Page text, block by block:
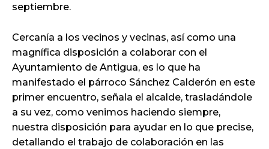
septiembre.
Cercanía a los vecinos y vecinas, así como una
magnífica disposición a colaborar con el
Ayuntamiento de Antigua, es lo que ha
manifestado el párroco Sánchez Calderón en este
primer encuentro, señala el alcalde, trasladándole
a su vez, como venimos haciendo siempre,
nuestra disposición para ayudar en lo que precise,
detallando el trabajo de colaboración en las